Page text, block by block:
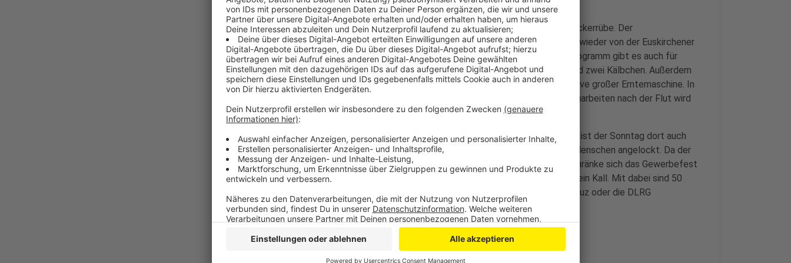
In Euskirchen gibt ein Programm rund um die Kartoffel und die Zuckerrübe. Der
Stadtmarketingverein Zeus veranstaltet das Fest und wird dabei wieder von der Euskirchener
Zuckerfabrik unterstützt. Neben einem bunten Musik- und Infoprogramm gibt es auch für
Kinder viel zu entdecken - einen Kletterturm, Kinderschminken und zwei Kälbchen. Außerdem
werden alle Entwicklungsschritte der Zuckerrübe gezeigt - inklusive großer Erntemaschine. In
diesem Jahr gibt es aber eine kleine Veränderung - wegen der Bauarbeiten nach der Flut wird
die Wilhelmstraße in diesem Jahr beim Fest ausgespart.
Die Kaller Herbstschau geht Sonntag von 11 bis 18 Uhr, ab 13 Uhr ist der Sonntag dort auch
verkaufsoffen. In den vergangenen Jahren hat sie bis zu 35.000 Menschen angelockt. Da der
Ortskern sich nach der Flut noch im Wiederaufbau befindet, beschränke sich das Gewerbefest
auf den Bereich des Industriegebietes, heißt es vom Gewerbeverein Kall. Mit dabei sind 50
Firmen, aber auch Organisationen wie die Feuerwehr, das Rote Kreuz oder die DLRG
präsentieren sich.